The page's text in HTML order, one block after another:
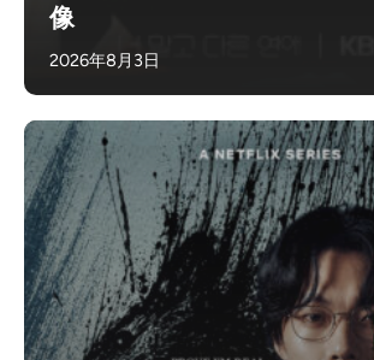
像
2026年8月3日